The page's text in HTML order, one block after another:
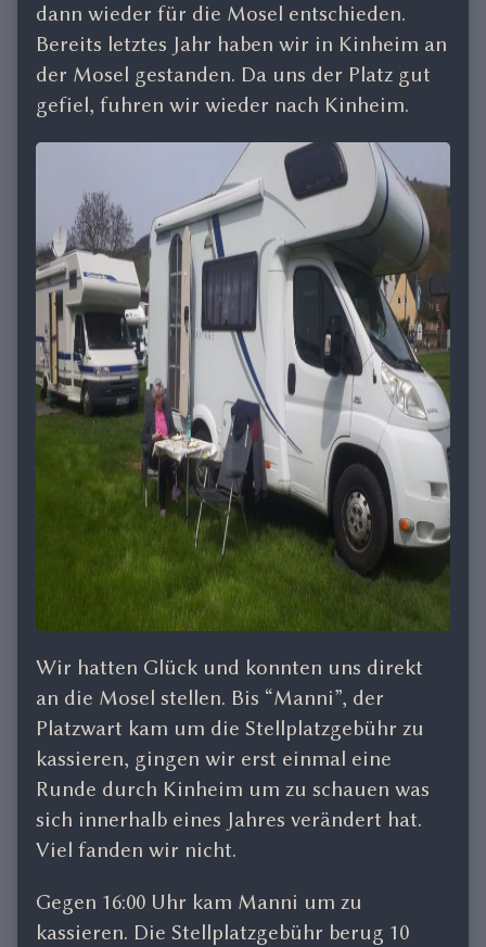
dann wieder für die Mosel entschieden.
Bereits letztes Jahr haben wir in Kinheim an
der Mosel gestanden. Da uns der Platz gut
gefiel, fuhren wir wieder nach Kinheim.
Wir hatten Glück und konnten uns direkt
an die Mosel stellen. Bis “Manni”, der
Platzwart kam um die Stellplatzgebühr zu
kassieren, gingen wir erst einmal eine
Runde durch Kinheim um zu schauen was
sich innerhalb eines Jahres verändert hat.
Viel fanden wir nicht.
Gegen 16:00 Uhr kam Manni um zu
kassieren. Die Stellplatzgebühr berug 10